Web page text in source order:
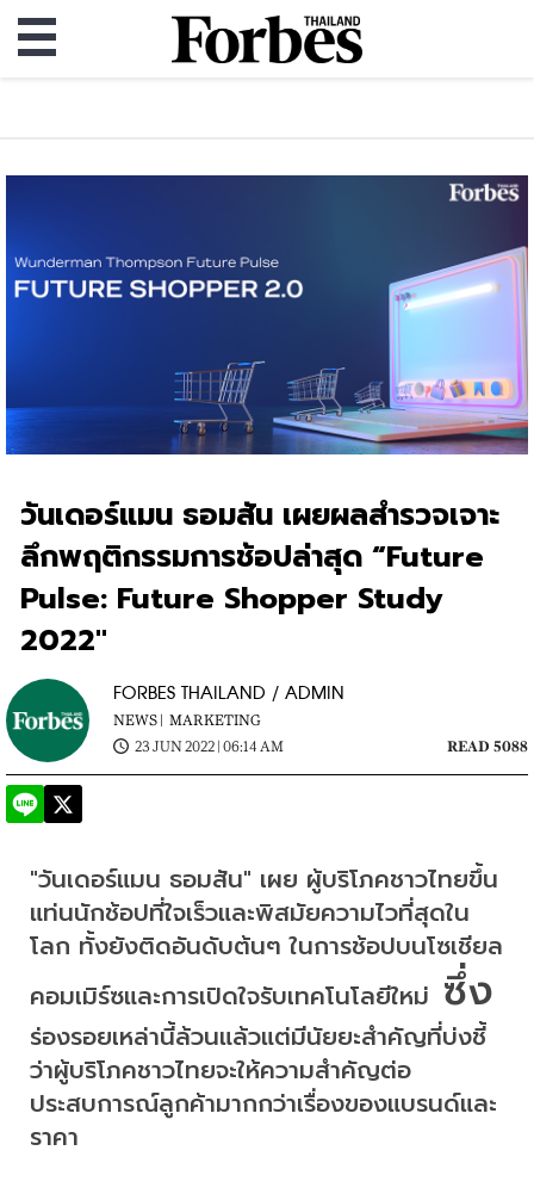
วันเดอร์แมน ธอมสัน เผยผลสำรวจเจาะ
ลึกพฤติกรรมการช้อปล่าสุด “Future
Pulse: Future Shopper Study
2022"
FORBES THAILAND / ADMIN
NEWS | MARKETING
23 JUN 2022 | 06:14 AM
READ 5088
"วันเดอร์แมน ธอมสัน" เผย ผู้บริโภคชาวไทยขึ้น
แท่นนักช้อปที่ใจเร็วและพิสมัยความไวที่สุดใน
โลก ทั้งยังติดอันดับต้นๆ ในการช้อปบนโซเชียล
คอมเมิร์ซและการเปิดใจรับเทคโนโลยีใหม่ ซึ่ง
ร่องรอยเหล่านี้ล้วนแล้วแต่มีนัยยะสำคัญที่บ่งชี้
ว่าผู้บริโภคชาวไทยจะให้ความสำคัญต่อ
ประสบการณ์ลูกค้ามากกว่าเรื่องของแบรนด์และ
ราคา